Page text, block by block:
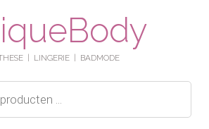
LINGERIE BADMODE